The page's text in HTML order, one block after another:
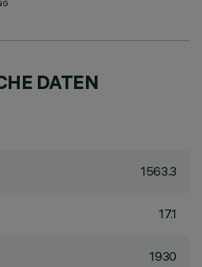
DATEN
1563.3
17.1
1930